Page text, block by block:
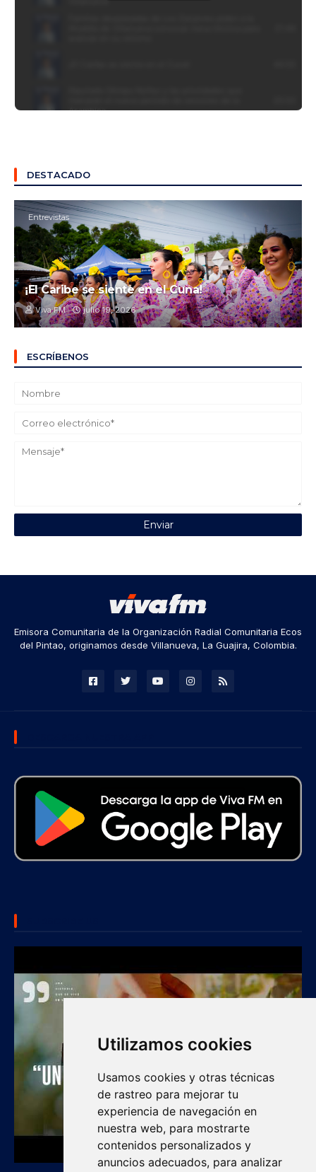
Utilizamos cookies
Usamos cookies y otras técnicas
de rastreo para mejorar tu
experiencia de navegación en
nuestra web, para mostrarte
contenidos personalizados y
anuncios adecuados, para analizar
DESTACADO
Entrevistas
¡El Caribe se siente en el Cuna!
Viva FM julio 19, 2026
ESCRÍBENOS
Emisora Comunitaria de la Organización Radial Comunitaria Ecos
del Pintao, originamos desde Villanueva, La Guajira, Colombia.